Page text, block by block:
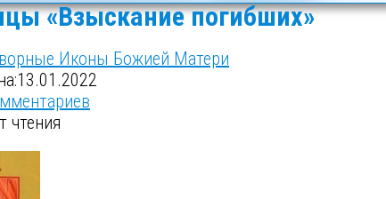
«Взыскание погибших»
Иконы Божией Матери
13.01.2022
чтения